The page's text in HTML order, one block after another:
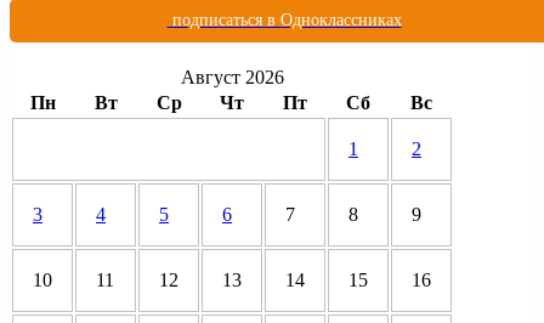
подписаться в Одноклассниках
Август 2026
Пн
Вт Ср Чт Пт Сб Вс
1 2
3 4 5 6 7 8 9
10 11 12 13 14 15 16